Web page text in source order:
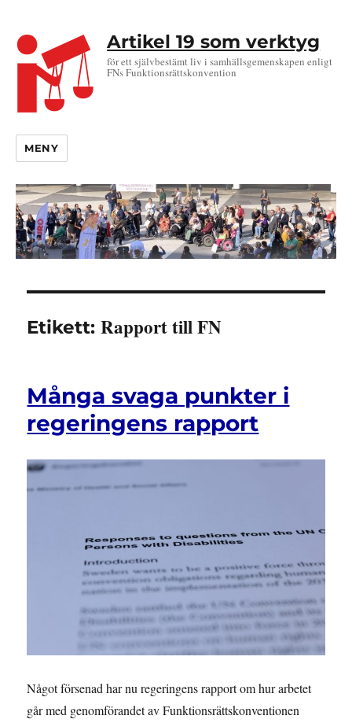
Artikel 19 som verktyg
för ett självbestämt liv i samhällsgemenskapen enligt
FNs Funktionsrättskonvention
MENY
Etikett:Rapport till FN
Många svaga punkter i
regeringens rapport
Något försenad har nu regeringens rapport om hur arbetet
går med genomförandet av Funktionsrättskonventionen